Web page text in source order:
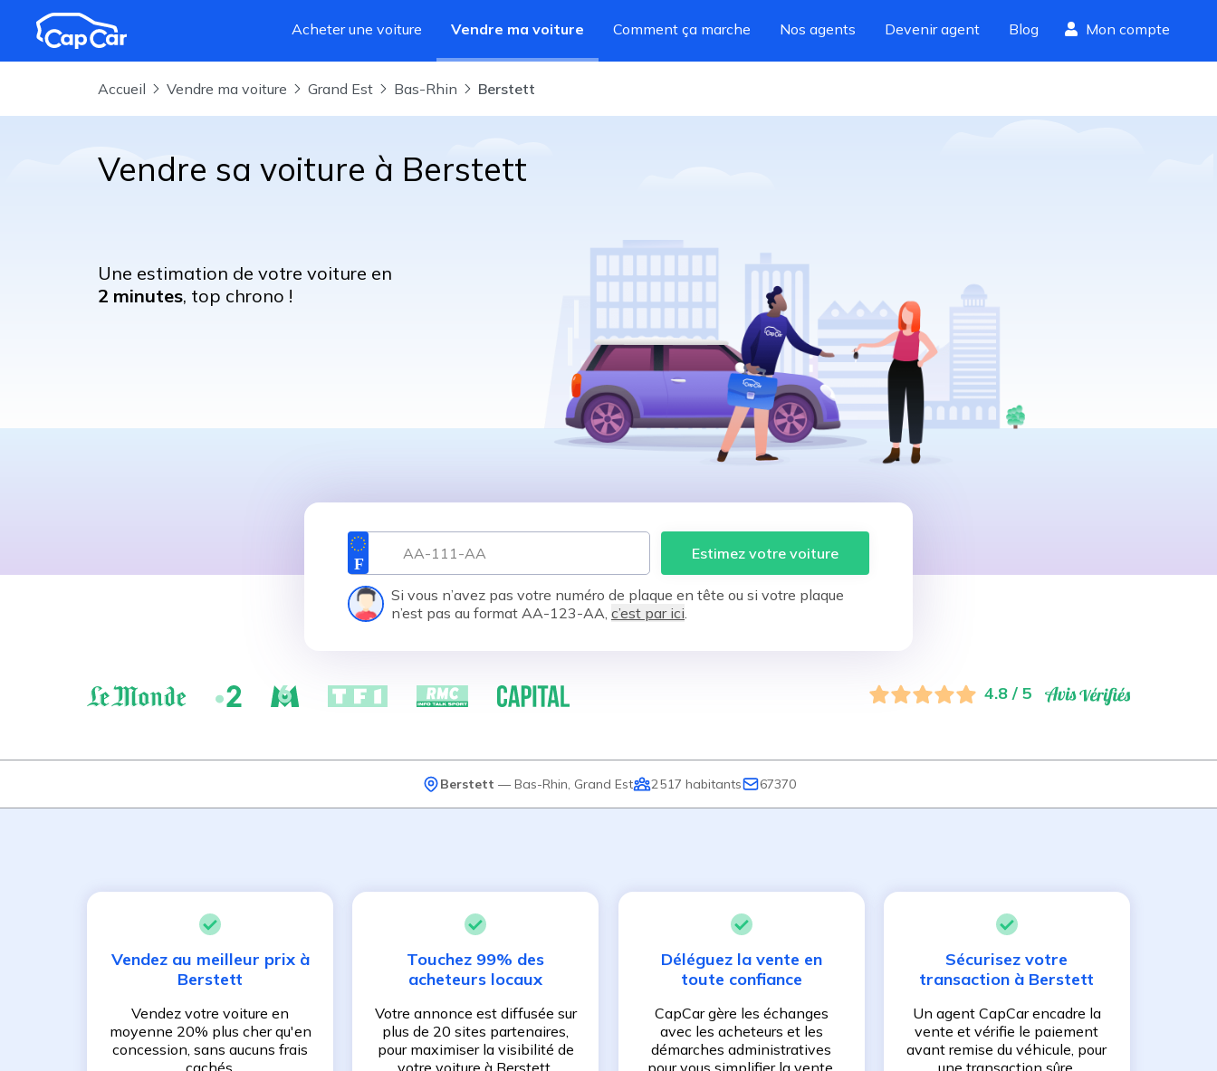
Aller au contenu principal
Acheter une voiture
Vendre ma voiture Comment ça marche Nos agents Devenir agent Blog Mon compte
Accueil Vendre ma voiture Grand Est Bas-Rhin Berstett
Vendre sa voiture à Berstett
Une estimation de votre voiture en
2 minutes, top chrono !
Estimez votre voiture
Si vous n’avez pas votre numéro de plaque en tête ou si votre plaque
n’est pas au format AA-123-AA, c’est par ici.
4.8 / 5
Berstett — Bas-Rhin Grand Est 2 517 habitants 67370
Vendez au meilleur prix à
Berstett
Vendez votre voiture en
moyenne 20% plus cher qu'en
concession, sans aucuns frais
Touchez 99% des
acheteurs locaux
Votre annonce est diffusée sur
plus de 20 sites partenaires,
pour maximiser la visibilité de
Déléguez la vente en
toute confiance
CapCar gère les échanges
avec les acheteurs et les
démarches administratives
Sécurisez votre
transaction à Berstett
Un agent CapCar encadre la
vente et vérifie le paiement
avant remise du véhicule, pour